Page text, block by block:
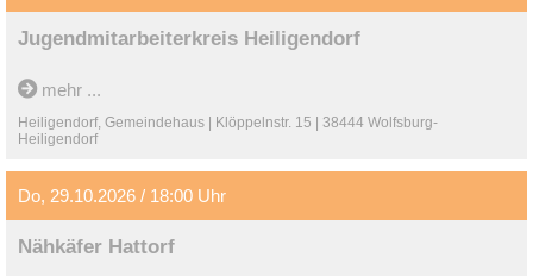
Jugendmitarbeiterkreis Heiligendorf
mehr ...
Heiligendorf, Gemeindehaus | Klöppelnstr. 15 | 38444 Wolfsburg-
Heiligendorf
Do, 29.10.2026 / 18:00 Uhr
Nähkäfer Hattorf